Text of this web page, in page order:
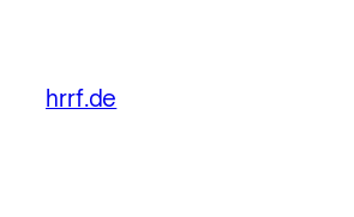
hrrf.de